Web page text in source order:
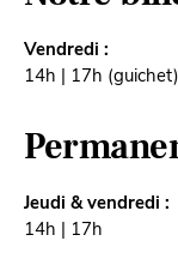
Vendredi :
14h | 17h
Jeudi & vendredi :
14h | 17h